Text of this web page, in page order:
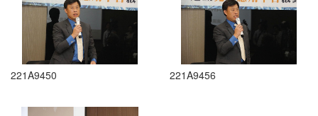
221A9450 221A9456